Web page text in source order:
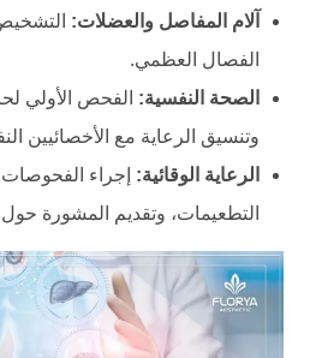
آلام المفاصل والعضلات:
الفصال العظمي.
الصحة النفسية: الفحص الأولي
وتنسيق الرعاية مع الأخصائيين
الرعاية الوقائية: إجراء الفحوصات
التطعيمات، وتقديم المشورة